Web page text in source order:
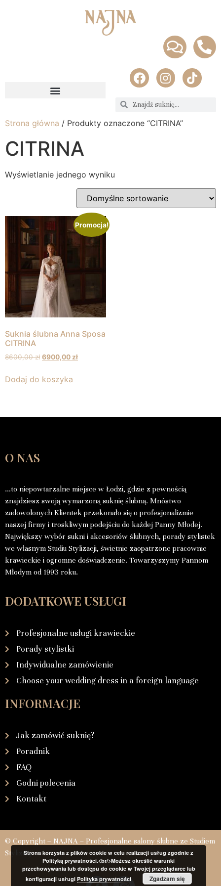
Strona główna / Produkty oznaczone “CITRINA”
CITRINA
Wyświetlanie jednego wyniku
Promocja!
Suknia ślubna Anna Sposa
CITRINA
8600,00zł 6900,00zł
Dodaj do koszyka
O NAS
…to niepowtarzalne miejsce w Łodzi, gdzie z pewnością
znajdziesz swoją wymarzoną suknię ślubną. Mnóstwo
zadowolonych Klientek przekonało się o profesjonalizmie
naszej firmy i troskliwym podejściu do każdej Panny Młodej.
Największy wybór sukni i akcesoriów ślubnych, porady stylistek
we własnym Studiu Stylizacji, świetnie zaopatrzone pracownie
krawieckie i ogromne doświadczenie. Towarzyszymy Pannom
Młodym od 1993 roku.
DODATKOWE USŁUGI
Profesjonalne usługi krawieckie
Porady stylistki
Indywidualne zamówienie
Choose your wedding dress in a foreign language
INFORMACJE
Jak zamówić suknię?
Poradnik
FAQ
Godni polecenia
Kontakt
© Copyright – NAJNA – Profesjonalne salony ślubne ze Studiem
StylizacjiStrona korzysta z plików cookie w celu realizacji usług zgodnie z
Polityką prywatności.<br/>Możesz określić warunki
przechowywania lub dostępu do cookie w Twojej przeglądarce lub
konfiguracji usługi Polityka prywatności Zgadzam się